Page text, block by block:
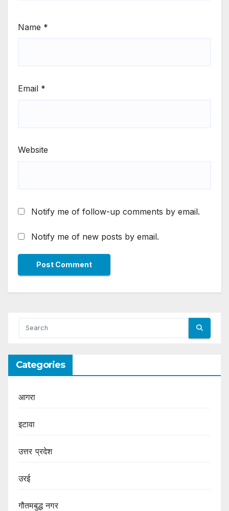
Name *
Email *
Website
Notify me of follow-up comments by email.
Notify me of new posts by email.
Categories
आगरा
इटावा
उत्तर प्रदेश
उरई
गौतमबुद्ध नगर